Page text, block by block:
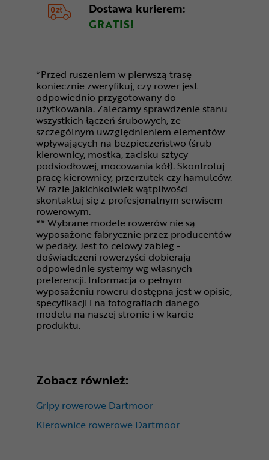
Dostawa kurierem:
GRATIS!
*Przed ruszeniem w pierwszą trasę
koniecznie zweryfikuj, czy rower jest
odpowiednio przygotowany do
użytkowania. Zalecamy sprawdzenie stanu
wszystkich łączeń śrubowych, ze
szczególnym uwzględnieniem elementów
wpływających na bezpieczeństwo (śrub
kierownicy, mostka, zacisku sztycy
podsiodłowej, mocowania kół). Skontroluj
pracę kierownicy, przerzutek czy hamulców.
W razie jakichkolwiek wątpliwości
skontaktuj się z profesjonalnym serwisem
rowerowym.
** Wybrane modele rowerów nie są
wyposażone fabrycznie przez producentów
w pedały. Jest to celowy zabieg -
doświadczeni rowerzyści dobierają
odpowiednie systemy wg własnych
preferencji. Informacja o pełnym
wyposażeniu roweru dostępna jest w opisie,
specyfikacji i na fotografiach danego
modelu na naszej stronie i w karcie
produktu.
Zobacz również:
Gripy rowerowe Dartmoor
Kierownice rowerowe Dartmoor